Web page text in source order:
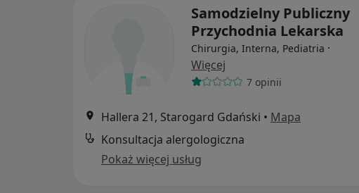
Samodzielny Publiczny
Przychodnia Lekarska
Chirurgia, Interna, Pediatria ·
Więcej
7 opinii
Hallera 21, Starogard Gdański • Mapa
Konsultacja alergologiczna
Pokaż więcej usług